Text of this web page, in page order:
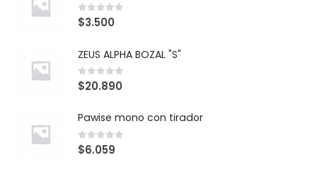
0out of 5
$3.500
ZEUS ALPHA BOZAL "S"
0out of 5
$20.890
Pawise mono con tirador
0out of 5
$6.059